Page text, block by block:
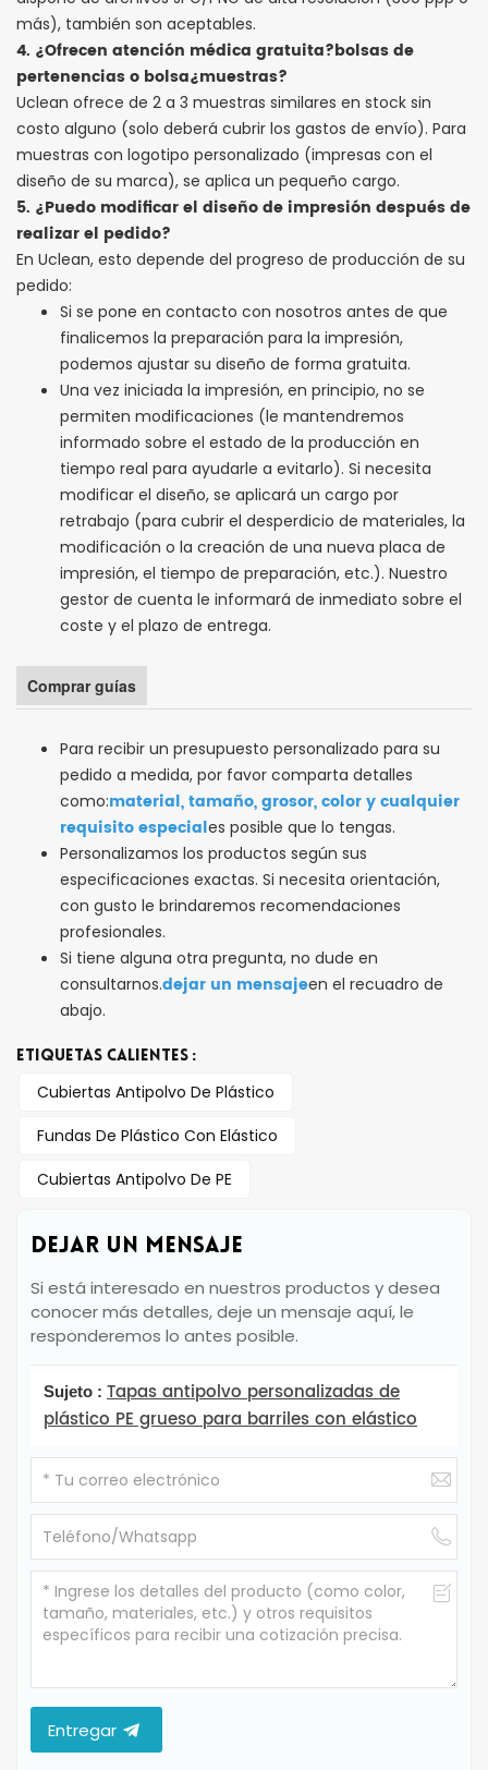
más), también son aceptables.
4. ¿Ofrecen atención médica gratuita?bolsas de
pertenenciaso bolsa¿muestras?
Uclean ofrece de 2 a 3 muestras similares en stock sin
costo alguno (solo deberá cubrir los gastos de envío). Para
muestras con logotipo personalizado (impresas con el
diseño de su marca), se aplica un pequeño cargo.
5. ¿Puedo modificar el diseño de impresión después de
realizar el pedido?
En Uclean, esto depende del progreso de producción de su
pedido:
Si se pone en contacto con nosotros antes de que
finalicemos la preparación para la impresión,
podemos ajustar su diseño de forma gratuita.
Una vez iniciada la impresión, en principio, no se
permiten modificaciones (le mantendremos
informado sobre el estado de la producción en
tiempo real para ayudarle a evitarlo). Si necesita
modificar el diseño, se aplicará un cargo por
retrabajo (para cubrir el desperdicio de materiales, la
modificación o la creación de una nueva placa de
impresión, el tiempo de preparación, etc.). Nuestro
gestor de cuenta le informará de inmediato sobre el
coste y el plazo de entrega.
Comprar guías
Para recibir un presupuesto personalizado para su
pedido a medida, por favor comparta detalles
como:material, tamaño, grosor, color y cualquier
requisito especiales posible que lo tengas.
Personalizamos los productos según sus
especificaciones exactas. Si necesita orientación,
con gusto le brindaremos recomendaciones
profesionales.
Si tiene alguna otra pregunta, no dude en
consultarnos.dejar un mensajeen el recuadro de
abajo.
ETIQUETAS CALIENTES :
Cubiertas Antipolvo De Plástico
Fundas De Plástico Con Elástico
Cubiertas Antipolvo De PE
DEJAR UN MENSAJE
Si está interesado en nuestros productos y desea
conocer más detalles, deje un mensaje aquí, le
responderemos lo antes posible.
Sujeto : Tapas antipolvo personalizadas de
plástico PE grueso para barriles con elástico
Entregar